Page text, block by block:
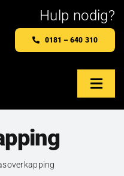
Hulp nodig?
0181 – 640 310